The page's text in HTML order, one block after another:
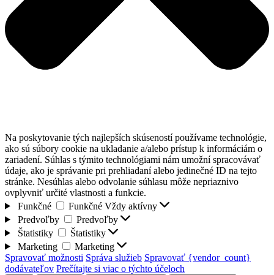
Na poskytovanie tých najlepších skúseností používame technológie,
ako sú súbory cookie na ukladanie a/alebo prístup k informáciám o
zariadení. Súhlas s týmito technológiami nám umožní spracovávať
údaje, ako je správanie pri prehliadaní alebo jedinečné ID na tejto
stránke. Nesúhlas alebo odvolanie súhlasu môže nepriaznivo
ovplyvniť určité vlastnosti a funkcie.
Funkčné
Funkčné Vždy aktívny
Predvoľby
Predvoľby
Štatistiky
Štatistiky
Marketing
Marketing
Spravovať možnosti Správa služieb Spravovať {vendor_count}
dodávateľov Prečítajte si viac o týchto účeloch